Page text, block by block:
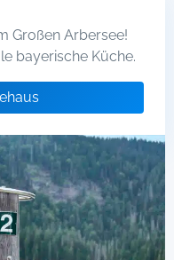
Großen Arbersee!
bayerische Küche.